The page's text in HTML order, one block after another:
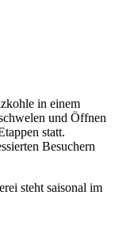
in einem
und Öffnen
statt.
Besuchern
steht saisonal im